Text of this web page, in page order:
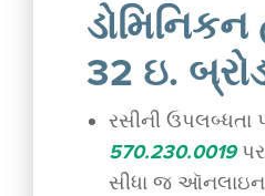
32 ઇ.
રસીની
570.230.0019
સીધા જ